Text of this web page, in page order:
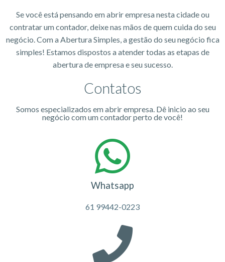
Se você está pensando em abrir empresa nesta cidade ou
contratar um contador, deixe nas mãos de quem cuida do seu
negócio. Com a Abertura Simples, a gestão do seu negócio fica
simples! Estamos dispostos a atender todas as etapas de
abertura de empresa e seu sucesso.
Contatos
Somos especializados em abrir empresa. Dê inicio ao seu
negócio com um contador perto de você!
Whatsapp
61 99442-0223